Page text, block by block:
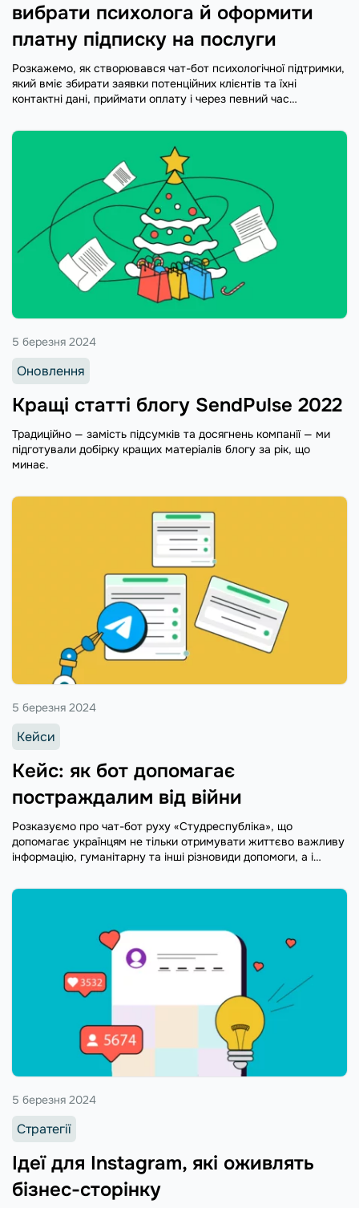
вибрати психолога й оформити
платну підписку на послуги
Розкажемо, як створювався чат-бот психологічної підтримки,
який вміє збирати заявки потенційних клієнтів та їхні
контактні дані, приймати оплату і через певний час
Кращі статті блогу SendPulse 2022
5 березня 2024
Оновлення
Традиційно — замість підсумків та досягнень компанії — ми
підготували добірку кращих матеріалів блогу за рік, що
минає.
Кейс: як бот допомагає
постраждалим від війни
5 березня 2024
Кейси
Розказуємо про чат-бот руху «Студреспубліка», що
допомагає українцям не тільки отримувати життєво важливу
інформацію, гуманітарну та інші різновиди допомоги, а і
Ідеї для Instagram, які оживлять
бізнес-сторінку
5 березня 2024
Стратегії